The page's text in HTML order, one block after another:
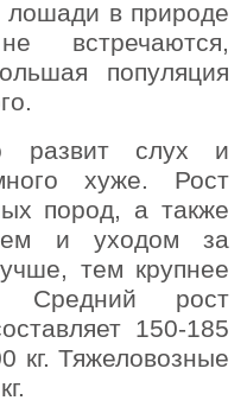
в природе
встречаются,
популяция
развит слух и
хуже. Рост
пород, а также
и уходом за
тем крупнее
Средний рост
150-185
кг. Тяжеловозные